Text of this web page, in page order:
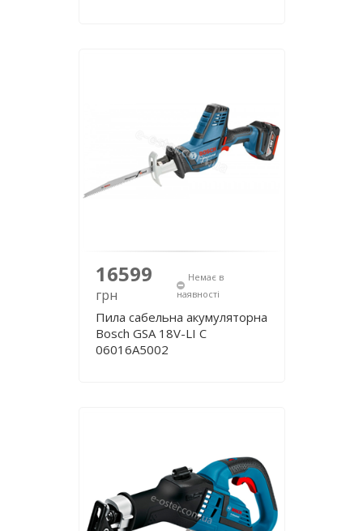
16599
грн
Немає в
наявності
Пила сабельна акумуляторна
Bosch GSA 18V-LI C
06016A5002